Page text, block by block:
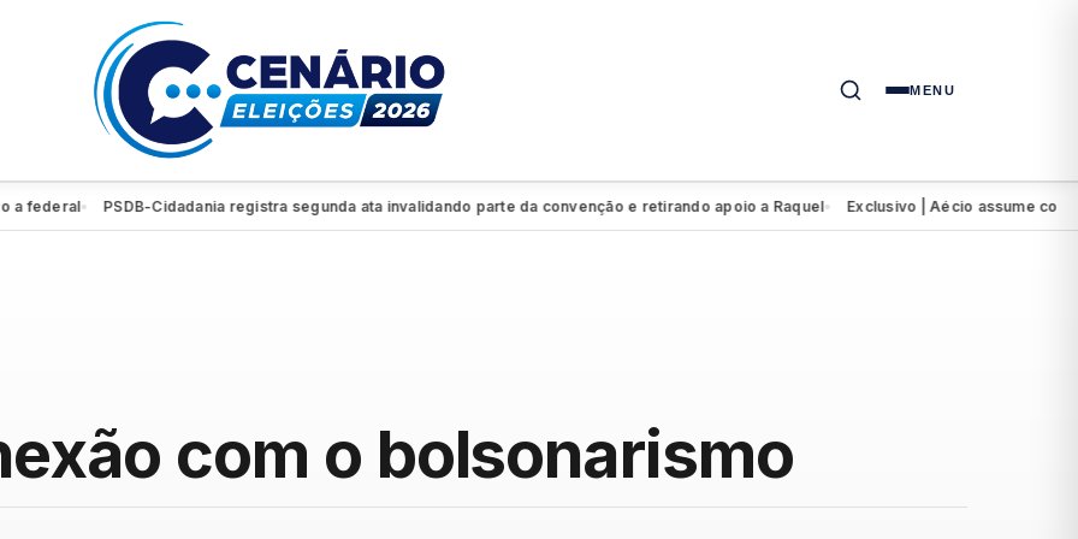
MENU
● PSDB-Cidadania registra segunda ata invalidando parte da convenção e retirando apoio a Raquel● Exclusivo | Aécio assume
com o bolsonarismo